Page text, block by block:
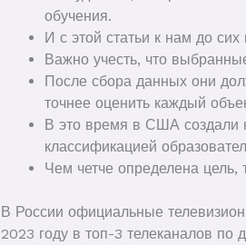
обучения.
И с этой статьи к нам до
Важно учесть, что
После сбора данных они
точнее оценить каждый
В это время в США создали
классификацией
Чем четче определена цель,
В России официальные
2023 году в топ-3 телеканалов